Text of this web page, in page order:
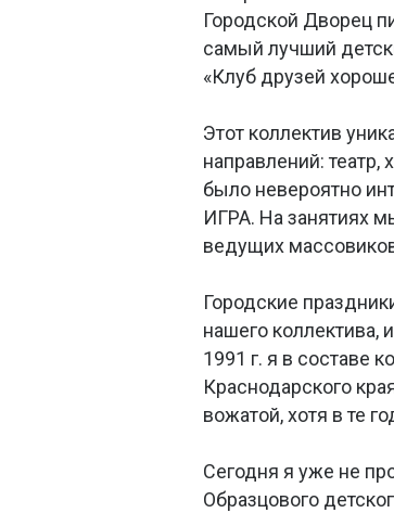
Городской Дворец
самый лучший
«Клуб друзей
Этот коллектив
направлений: театр,
было невероятно
ИГРА. На занятиях
ведущих
Городские
нашего коллектива,
1991 г. я в составе
Краснодарского
вожатой, хотя в те
Сегодня я уже не
Образцового